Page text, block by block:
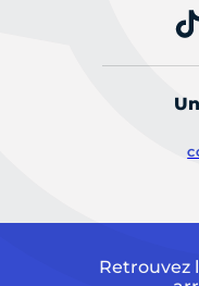
Retrouvez